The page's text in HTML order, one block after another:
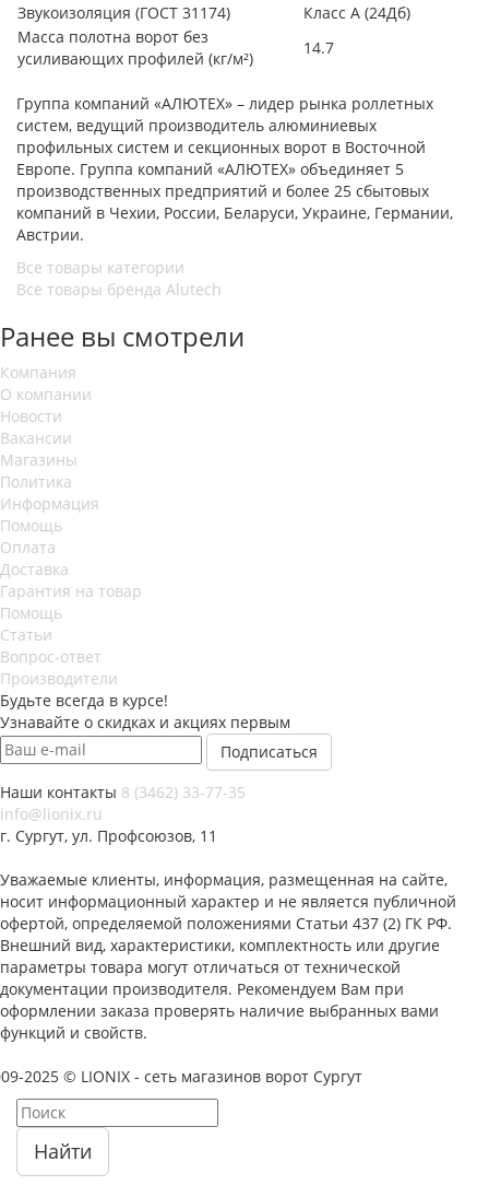
Звукоизоляция (ГОСТ 31174)
Класс А (24Дб)
Масса полотна ворот без
усиливающих профилей (кг/м²)
14.7
Группа компаний «АЛЮТЕХ» – лидер рынка роллетных
систем, ведущий производитель алюминиевых
профильных систем и секционных ворот в Восточной
Европе. Группа компаний «АЛЮТЕХ» объединяет 5
производственных предприятий и более 25 сбытовых
компаний в Чехии, России, Беларуси, Украине, Германии,
Австрии.
Все товары категории
Все товары бренда Alutech
Ранее вы смотрели
Компания
О компании
Новости
Вакансии
Магазины
Политика
Информация
Помощь
Оплата
Доставка
Гарантия на товар
Помощь
Статьи
Вопрос-ответ
Производители
Будьте всегда в курсе!
Узнавайте о скидках и акциях первым
Наши контакты 8 (3462) 33-77-35
info@lionix.ru
г. Сургут, ул. Профсоюзов, 11
Уважаемые клиенты, информация, размещенная на сайте,
носит информационный характер и не является публичной
офертой, определяемой положениями Статьи 437 (2) ГК РФ.
Внешний вид, характеристики, комплектность или другие
параметры товара могут отличаться от технической
документации производителя. Рекомендуем Вам при
оформлении заказа проверять наличие выбранных вами
функций и свойств.
2025 © LIONIX - сеть магазинов ворот Сургут
Найти